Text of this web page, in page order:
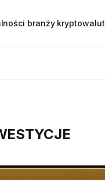
branży kryptowalut